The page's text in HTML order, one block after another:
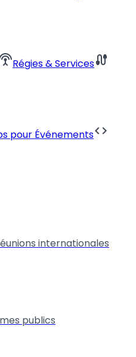
Régies & Servicescable
pour Événementscode
internationales
publics